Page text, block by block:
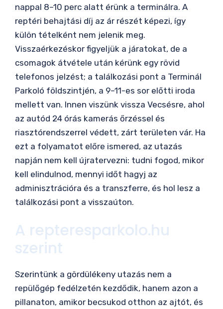
nappal 8–10 perc alatt érünk a terminálra. A
reptéri behajtási díj az ár részét képezi, így
külön tételként nem jelenik meg.
Visszaérkezéskor figyeljük a járatokat, de a
csomagok átvétele után kérünk egy rövid
telefonos jelzést; a találkozási pont a Terminál
Parkoló földszintjén, a 9–11-es sor előtti iroda
mellett van. Innen viszünk vissza Vecsésre, ahol
az autód 24 órás kamerás őrzéssel és
riasztórendszerrel védett, zárt területen vár. Ha
ezt a folyamatot előre ismered, az utazás
napján nem kell újratervezni: tudni fogod, mikor
kell elindulnod, mennyi időt hagyj az
adminisztrációra és a transzferre, és hol lesz a
találkozási pont a visszaúton.
A repteresparkolo.hu
szerint
Szerintünk a gördülékeny utazás nem a
repülőgép fedélzetén kezdődik, hanem azon a
pillanaton, amikor becsukod otthon az ajtót, és